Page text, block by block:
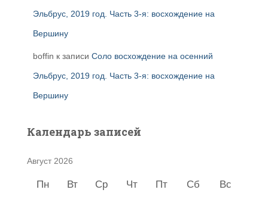
Эльбрус, 2019 год. Часть 3-я: восхождение на
Вершину
boffin к записи Соло восхождение на осенний
Эльбрус, 2019 год. Часть 3-я: восхождение на
Вершину
Календарь записей
Август 2026
Пн Вт Ср Чт Пт Сб Вс